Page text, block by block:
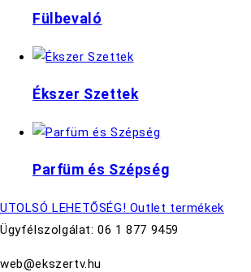
Fülbevaló
Ékszer Szettek
Parfüm és Szépség
UTOLSÓ LEHETŐSÉG! Outlet termékek
Ügyfélszolgálat: 06 1 877 9459
web@ekszertv.hu